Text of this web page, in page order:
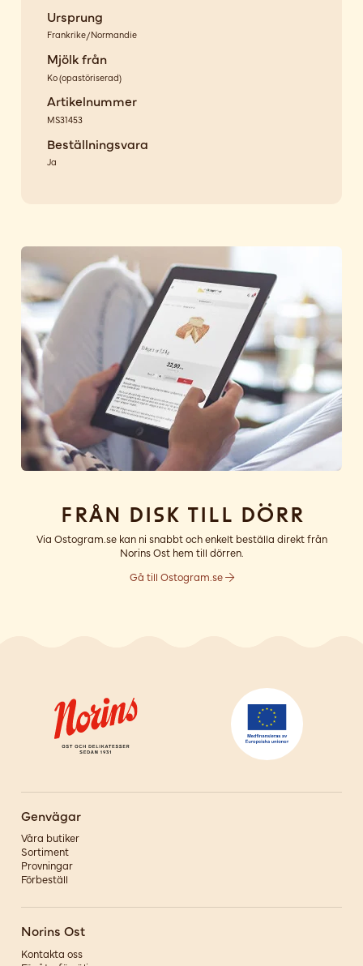
Ursprung
Frankrike/Normandie
Mjölk från
Ko(opastöriserad)
Artikelnummer
MS31453
Beställningsvara
Ja
Från disk till dörr
Via Ostogram.se kan ni snabbt och enkelt beställa direkt från
Norins Ost hem till dörren.
Gå till Ostogram.se
Genvägar
Våra butiker
Sortiment
Provningar
Förbeställ
Norins Ost
Kontakta oss